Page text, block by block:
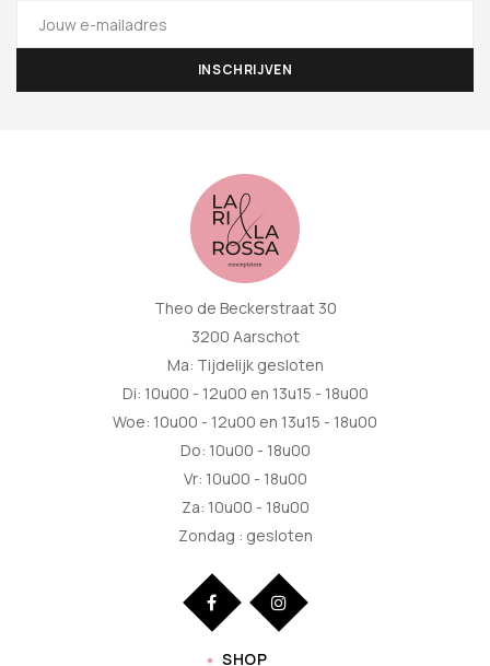
Theo de Beckerstraat 30
3200 Aarschot
Ma: Tijdelijk gesloten
Di: 10u00 - 12u00 en 13u15 - 18u00
Woe: 10u00 - 12u00 en 13u15 - 18u00
Do: 10u00 - 18u00
Vr: 10u00 - 18u00
Za: 10u00 - 18u00
Zondag : gesloten
SHOP